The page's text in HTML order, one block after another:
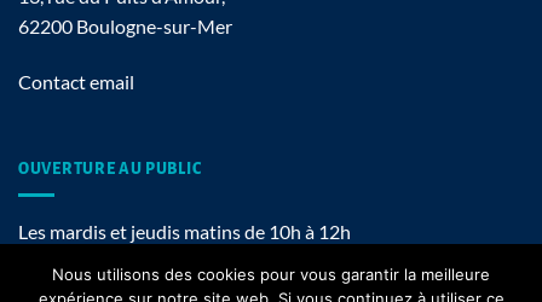
62200 Boulogne-sur-Mer
Contact email
OUVERTURE AU PUBLIC
Les mardis et jeudis matins de 10h à 12h
Nous utilisons des cookies pour vous garantir la meilleure